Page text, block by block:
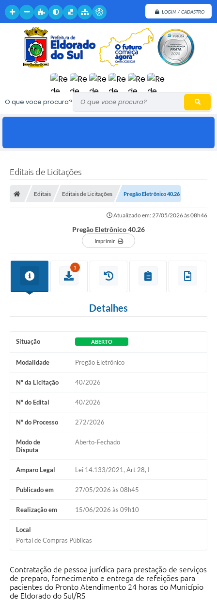
LOGIN / CADASTRO
O que voce procura?
Editais de Licitações
Editais Editais de Licitações Pregão Eletrônico 40.26
Atualizado em: 27/05/2026 às 08h46
Pregão Eletrônico 40.26
Imprimir
1
Detalhes
Situação ABERTO
Modalidade Pregão Eletrônico
Nº da Licitação 40/2026
Nº do Edital 40/2026
Nº do Processo 272/2026
Modo de
Disputa
Aberto-Fechado
Amparo Legal Lei 14.133/2021, Art 28, I
Publicado em 27/05/2026 às 08h45
Realização em 15/06/2026 às 09h10
Local
Portal de Compras Públicas
Contratação de pessoa jurídica para prestação de serviços
de preparo, fornecimento e entrega de refeições para
pacientes do Pronto Atendimento 24 horas do Município
de Eldorado do Sul/RS